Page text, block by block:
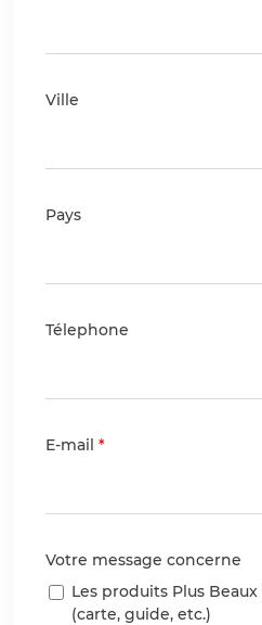
Ville
Pays
Télephone
E-mail
Votre message concerne
Les produits Plus
(carte, guide, etc.)